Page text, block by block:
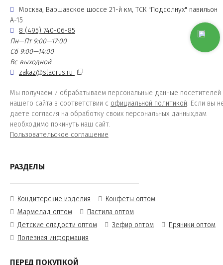
Москва, Варшавское шоссе 21-й км, ТСК "Подсолнух" павильон
А-15
8 (495) 740-06-85
Пн—Пт 9:00—17:00
Сб 9:00—14:00
Вс выходной
zakaz@sladrus.ru
Мы получаем и обрабатываем персональные данные посетителей
нашего сайта в соответствии с официальной политикой. Если вы
даете согласия на обработку своих персональных данных,вам
необходимо покинуть наш сайт.
Пользовательское соглашение
РАЗДЕЛЫ
Кондитерские изделия
Конфеты оптом
Мармелад оптом
Пастила оптом
Детские сладости оптом
Зефир оптом
Пряники оптом
Полезная информация
ПЕРЕД ПОКУПКОЙ